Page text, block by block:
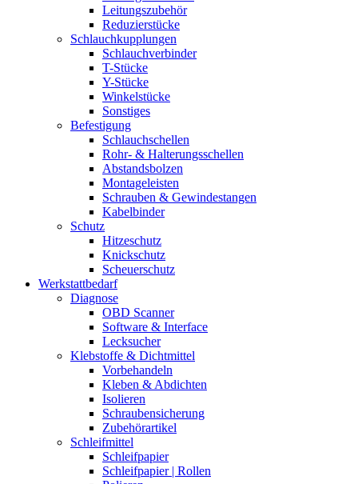
Leitungszubehör
Reduzierstücke
Schlauchkupplungen
Schlauchverbinder
T-Stücke
Y-Stücke
Winkelstücke
Sonstiges
Befestigung
Schlauchschellen
Rohr- & Halterungsschellen
Abstandsbolzen
Montageleisten
Schrauben & Gewindestangen
Kabelbinder
Schutz
Hitzeschutz
Knickschutz
Scheuerschutz
Werkstattbedarf
Diagnose
OBD Scanner
Software & Interface
Lecksucher
Klebstoffe & Dichtmittel
Vorbehandeln
Kleben & Abdichten
Isolieren
Schraubensicherung
Zubehörartikel
Schleifmittel
Schleifpapier
Schleifpapier | Rollen